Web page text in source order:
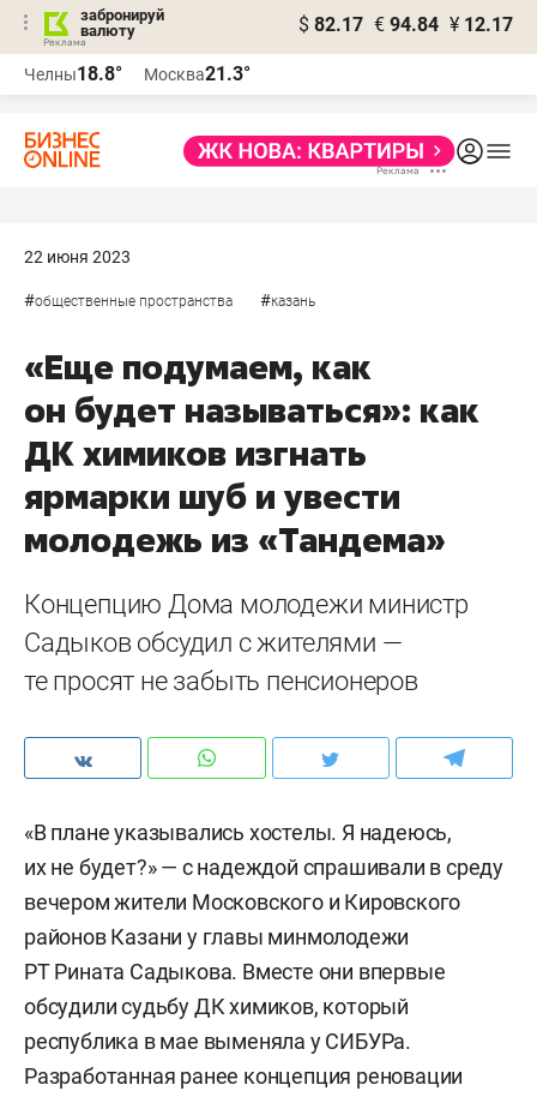
забронируй
валюту
$ 82.17 € 94.84 ¥ 12.17
Челны18.8° Москва21.3°
22 июня 2023
#общественные пространства #казань
«Еще подумаем, как
он будет называться»: как
ДК химиков изгнать
ярмарки шуб и увести
молодежь из «Тандема»
Концепцию Дома молодежи министр
Садыков обсудил с жителями —
те просят не забыть пенсионеров
«В плане указывались хостелы. Я надеюсь,
их не будет?» — с надеждой спрашивали в среду
вечером жители Московского и Кировского
районов Казани у главы минмолодежи
РТ Рината Садыкова. Вместе они впервые
обсудили судьбу ДК химиков, который
республика в мае выменяла у СИБУРа.
Разработанная ранее концепция реновации